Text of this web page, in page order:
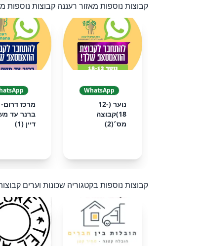
קבוצות נוספות מאזור רעננה קבוצות נוספות
WhatsApp
נוער (12-
18)קבוצה
מס׳(2)
מרכז דרום-
ברנר עד
דיין (1)
קבוצות נוספות בקטגוריה שכונות וערים